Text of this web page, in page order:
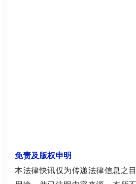
免责及版权申明
本法律快讯仅为传递法律信息之